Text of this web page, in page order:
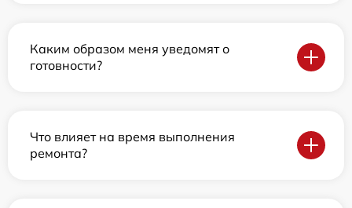
Каким образом меня уведомят о
готовности?
Что влияет на время выполнения
ремонта?